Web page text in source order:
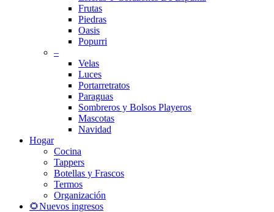
Frutas
Piedras
Oasis
Popurri
–
Velas
Luces
Portarretratos
Paraguas
Sombreros y Bolsos Playeros
Mascotas
Navidad
Hogar
Cocina
Tappers
Botellas y Frascos
Termos
Organización
🌻Nuevos ingresos